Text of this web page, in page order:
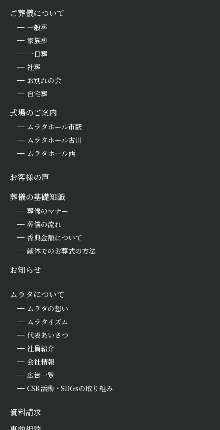
ご葬儀について
一般葬
家族葬
一日葬
社葬
お別れの会
自宅葬
式場のご案内
ムラタホール市駅
ムラタホール古川
ムラタホール西
お客様の声
葬儀の基礎知識
葬儀のマナー
葬儀の流れ
香典金額について
献体でのお葬式の方法
お知らせ
ムラタについて
ムラタの想い
ムラタイズム
代表あいさつ
社員紹介
会社情報
広告一覧
CSR活動・SDGsの取り組み
資料請求